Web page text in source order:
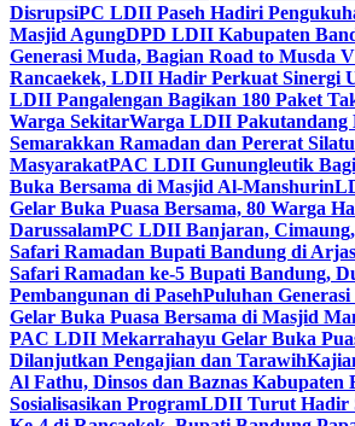
DisrupsiPC LDII Paseh Hadiri
Masjid AgungDPD LDII Kabupaten
Generasi Muda, Bagian Road to Musda
Rancaekek, LDII Hadir Perkuat Sinergi
LDII Pangalengan Bagikan 180 Paket
Warga SekitarWarga LDII Pakutandang
Semarakkan Ramadan dan Pererat
MasyarakatPAC LDII Gunungleutik
Buka Bersama di Masjid Al-Manshurin
Gelar Buka Puasa Bersama, 80 Warga
DarussalamPC LDII Banjaran,
Safari Ramadan Bupati Bandung di
Safari Ramadan ke-5 Bupati Bandung,
Pembangunan di PasehPuluhan
Gelar Buka Puasa Bersama di Masjid
PAC LDII Mekarrahayu Gelar Buka
Dilanjutkan Pengajian dan Tarawih
Al Fathu, Dinsos dan Baznas Kabupaten
Sosialisasikan ProgramLDII Turut Hadir